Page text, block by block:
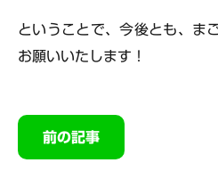
ということで、今後とも、ま
お願いいたします！
前の記事